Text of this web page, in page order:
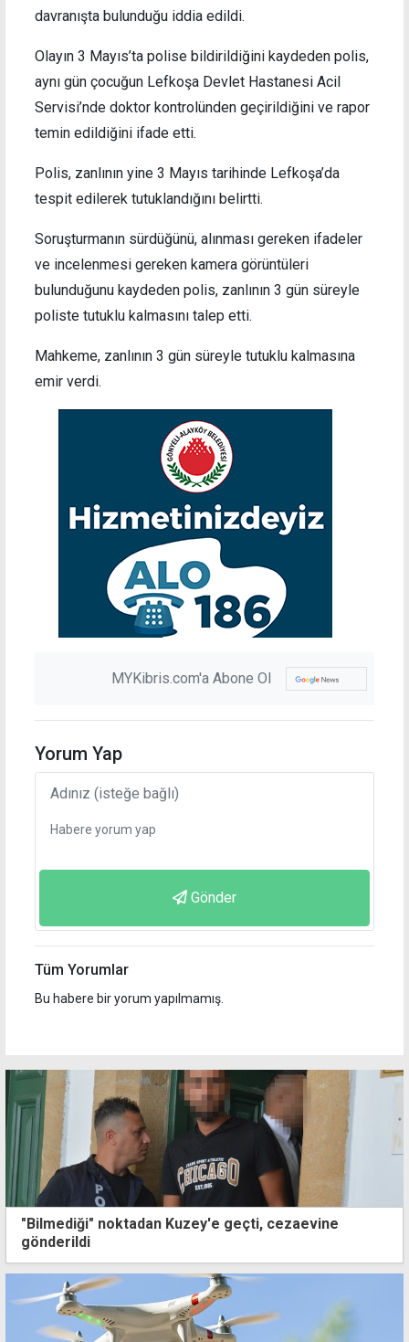
davranışta bulunduğu iddia edildi.
Olayın 3 Mayıs’ta polise bildirildiğini kaydeden polis,
aynı gün çocuğun Lefkoşa Devlet Hastanesi Acil
Servisi’nde doktor kontrolünden geçirildiğini ve rapor
temin edildiğini ifade etti.
Polis, zanlının yine 3 Mayıs tarihinde Lefkoşa’da
tespit edilerek tutuklandığını belirtti.
Soruşturmanın sürdüğünü, alınması gereken ifadeler
ve incelenmesi gereken kamera görüntüleri
bulunduğunu kaydeden polis, zanlının 3 gün süreyle
poliste tutuklu kalmasını talep etti.
Mahkeme, zanlının 3 gün süreyle tutuklu kalmasına
emir verdi.
MYKibris.com'a Abone Ol
Yorum Yap
Gönder
Tüm Yorumlar
Bu habere bir yorum yapılmamış.
"Bilmediği" noktadan Kuzey'e geçti, cezaevine
gönderildi